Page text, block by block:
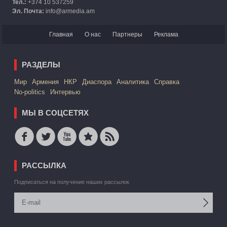
Тел.: +374 10 537259
Эл. Почта: info@armedia.am
Главная О нас Партнеры Реклама
РАЗДЕЛЫ
Mир Армения НКР Диаспора Аналитика
Справка
No-politics
Интервью
МЫ В СОЦСЕТЯХ
РАССЫЛКА
Подписаться на получение наших рассылок